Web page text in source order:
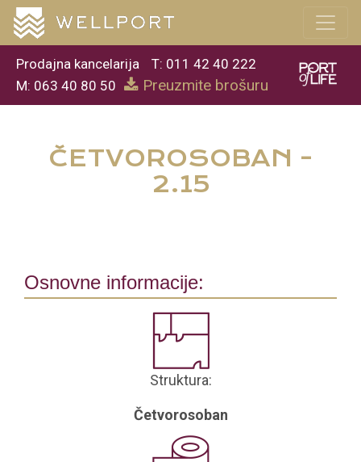
Prodajna kancelarija
T: 011 42 40 222
M: 063 40 80 50
Preuzmite brošuru
ČETVOROSOBAN -
2.15
Osnovne informacije:
Struktura:
Četvorosoban